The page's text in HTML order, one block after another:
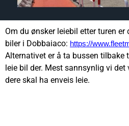
Om du ønsker leiebil etter turen
biler i Dobbaiaco: https://
Alternativet er å ta bussen tilbake
leie bil der. Mest sannsynlig vi
dere skal ha enveis leie.